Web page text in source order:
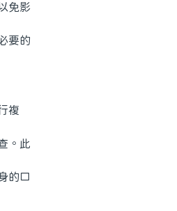
免影
要的
複
。此
的口